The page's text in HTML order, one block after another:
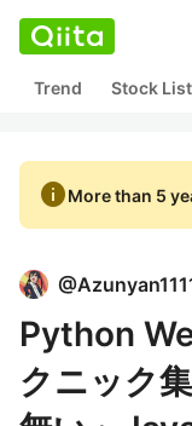
Trend Stock List
infoMore than 5
@
Python
クニック